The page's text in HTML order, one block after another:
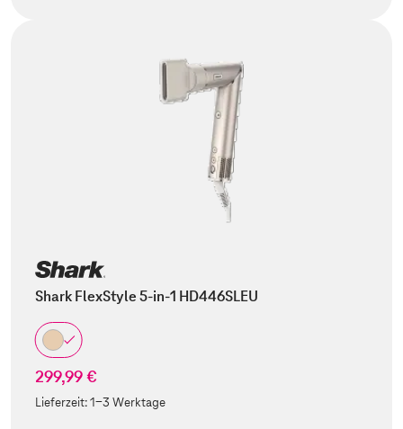
Shark FlexStyle 5-in-1 HD446SLEU
299,99 €
Lieferzeit:1-3 Werktage